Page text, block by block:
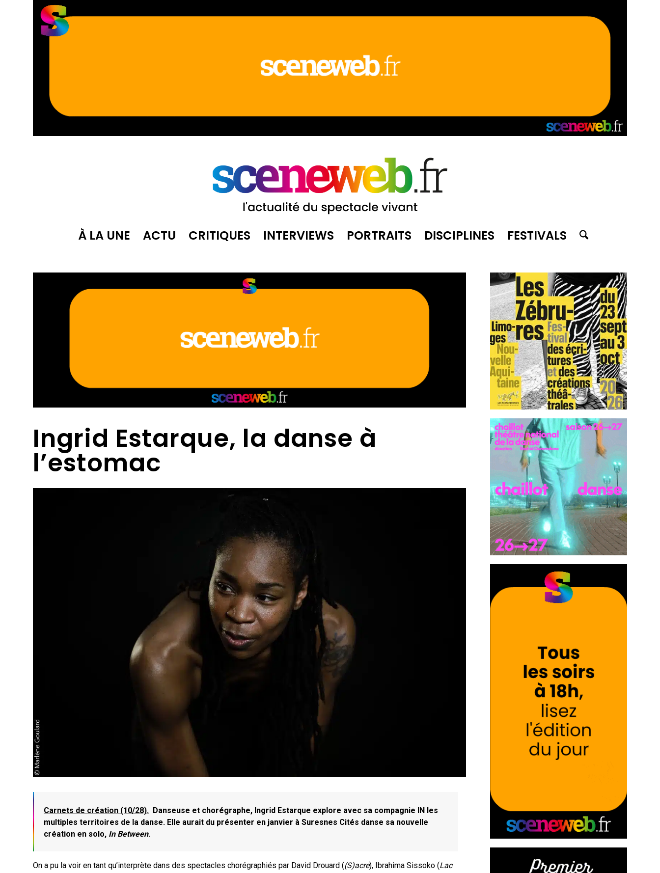
À LA UNE ACTU CRITIQUES INTERVIEWS PORTRAITS DISCIPLINES FESTIVALS
Ingrid Estarque, la danse à
l’estomac
Carnets de création (10/28). Danseuse et chorégraphe, Ingrid Estarque explore avec sa compagnie IN les
multiples territoires de la danse. Elle aurait du présenter en janvier à Suresnes Cités danse sa nouvelle
création en solo, In Between.
On a pu la voir en tant qu’interprète dans des spectacles chorégraphiés par David Drouard ((S)acre), Ibrahima Sissoko (Lac